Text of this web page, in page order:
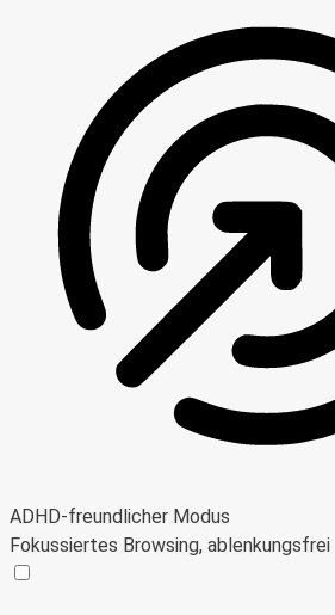
ADHD-freundlicher Modus
Fokussiertes Browsing, ablenkungsfrei